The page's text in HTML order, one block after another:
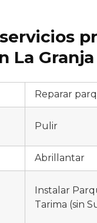
La Granja
Reparar
Pulir
Abrillantar
Instalar
Tarima (sin